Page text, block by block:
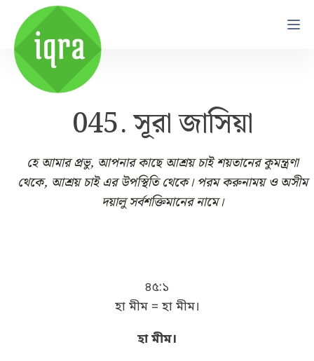
045. সূরা জাসিয়া
হে আমার প্রভু, আপনার কাছে আশ্রয় চাই শয়তানের কুমন্ত্রণা
থেকে, আশ্রয় চাই এর উপস্থিতি থেকে। পরম করুনাময় ও অসীম
দয়ালু সর্বশক্তিমানের নামে।
৪৫:১
হা মীম = হা মীম।
হা মীম।